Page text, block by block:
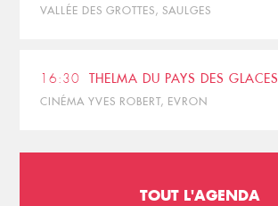
VALLÉE DES GROTTES, SAULGES
16:30 THELMA DU PAYS DES GLACES
CINÉMA YVES ROBERT, EVRON
TOUT L'AGENDA